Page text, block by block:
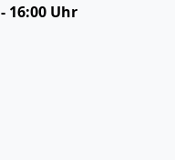
16:00 Uhr